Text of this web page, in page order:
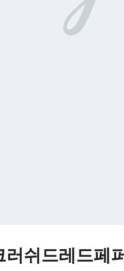
쉬드레드페